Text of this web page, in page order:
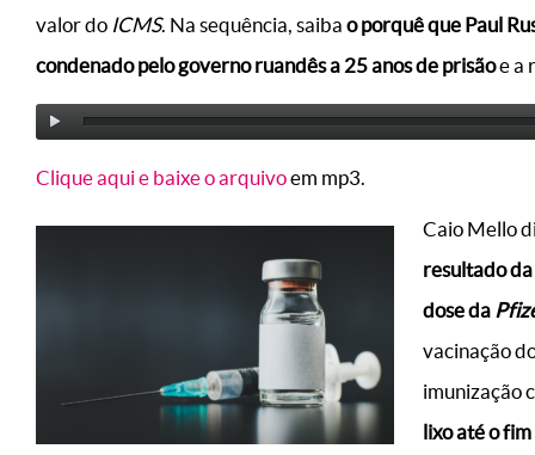
valor do ICMS. Na sequência, saiba o porquê que Paul
condenado pelo governo ruandês a 25 anos de prisãoe a
Clique aqui e baixe o arquivoem mp3.
Caio Mello
resultado
dose da
vacinação
imunização
lixo até o